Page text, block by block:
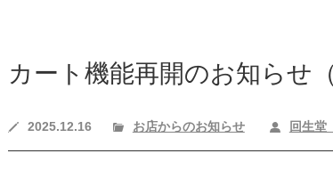
カート機能再開のお知らせ
2025.12.16 お店からのお知らせ 回生堂